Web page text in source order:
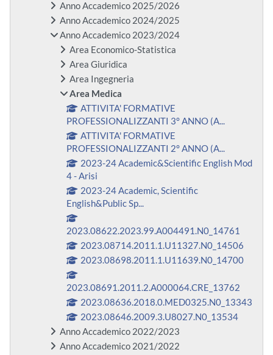
Anno Accademico 2025/2026
Anno Accademico 2024/2025
Anno Accademico 2023/2024
Area Economico-Statistica
Area Giuridica
Area Ingegneria
Area Medica
ATTIVITA' FORMATIVE
PROFESSIONALIZZANTI 3° ANNO (A...
ATTIVITA' FORMATIVE
PROFESSIONALIZZANTI 2° ANNO (A...
2023-24 Academic&Scientific English Mod
4 - Arisi
2023-24 Academic, Scientific
English&Public Sp...
2023.08622.2023.99.A004491.N0_14761
2023.08714.2011.1.U11327.N0_14506
2023.08698.2011.1.U11639.N0_14700
2023.08691.2011.2.A000064.CRE_13762
2023.08636.2018.0.MED0325.N0_13343
2023.08646.2009.3.U8027.N0_13534
Anno Accademico 2022/2023
Anno Accademico 2021/2022